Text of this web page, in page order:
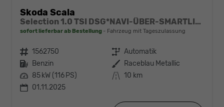
Skoda Scala
Selection 1.0 TSI DSG*NAVI-ÜBER-SMARTLINK*PDC-HI*LED*TEMPOMAT*SHZ*DAB*KLIMA
sofort lieferbar ab Bestellung Fahrzeug mit Tageszulassung
Fahrzeugnr. 1562750 Getriebe Automatik
Kraftstoff Benzin Außenfarbe Raceblau Metallic
Leistung 85 kW (116 PS) Kilometerstand 10 km
01.11.2025